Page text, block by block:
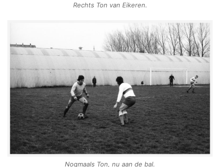
Rechts Ton van Eikeren.
Nogmaals Ton, nu aan de bal.